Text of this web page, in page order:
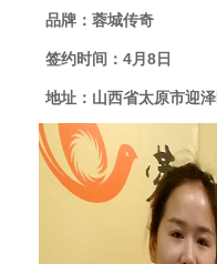
品牌：蓉城传奇
签约时间：4月8日
地址：山西省太原市迎